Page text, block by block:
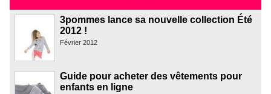
3pommes lance sa nouvelle collection Été
2012 !
Février 2012
Guide pour acheter des vêtements pour
enfants en ligne